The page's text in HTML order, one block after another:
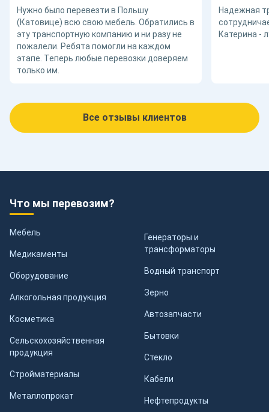
Нужно было перевезти в Польшу
(Катовице) всю свою мебель. Обратились в
эту транспортную компанию и ни разу не
пожалели. Ребята помогли на каждом
этапе. Теперь любые перевозки доверяем
только им.
Надежная
Катерина -
Все отзывы клиентов
Что мы перевозим?
Мебель
Медикаменты
Оборудование
Алкогольная продукция
Косметика
Сельскохозяйственная
продукция
Стройматериалы
Металлопрокат
Генераторы и
трансформаторы
Водный транспорт
Зерно
Автозапчасти
Бытовки
Стекло
Кабели
Нефтепродукты